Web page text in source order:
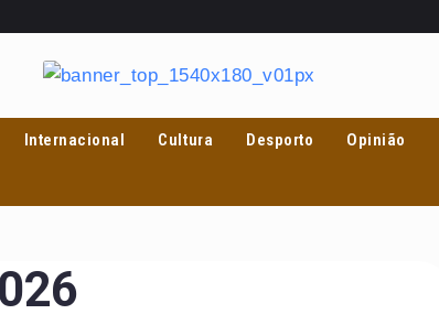
Internacional Cultura Desporto Opinião